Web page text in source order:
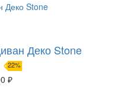
Деко Stone
22%
₽